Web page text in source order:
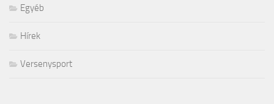
Egyéb
Hírek
Versenysport